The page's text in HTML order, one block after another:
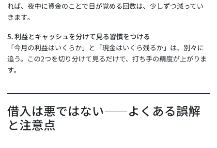
れば、夜中に資金のことで目が覚める回数は、少しずつ減ってい
きます。
5. 利益とキャッシュを分けて見る習慣をつける
「今月の利益はいくらか」と「現金はいくら残るか」は、別々に
追う。この2つを切り分けて見るだけで、打ち手の精度が上がりま
す。
借入は悪ではない——よくある誤解
と注意点